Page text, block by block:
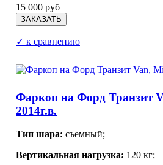
15 000 руб
✓ к сравнению
Фаркоп на Форд Транзит
2014г.в.
Тип шара: съемный;
Вертикальная нагрузка: 120 кг;